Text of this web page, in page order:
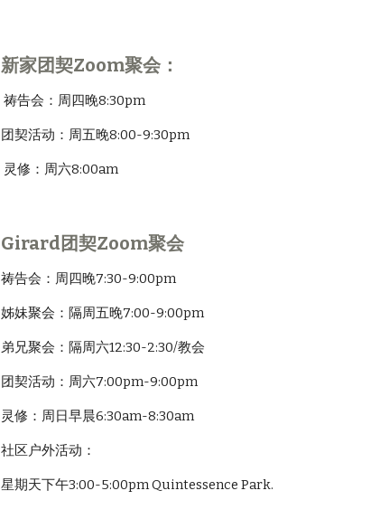
新家团契Zoom聚会：
祷告会：周四晚8:30pm
团契活动：周五晚8:00-9:30pm
灵修：周六8:00am
Girard团契Zoom聚会
祷告会：周四晚7:30-9:00pm
姊妹聚会：隔周五晚7:00-9:00pm
弟兄聚会：隔周六12:30-2:30/教会
团契活动：周六7:00pm-9:00pm
灵修：周日早晨6:30am-8:30am
社区户外活动：
星期天下午3:00-5:00pm Quintessence Park.